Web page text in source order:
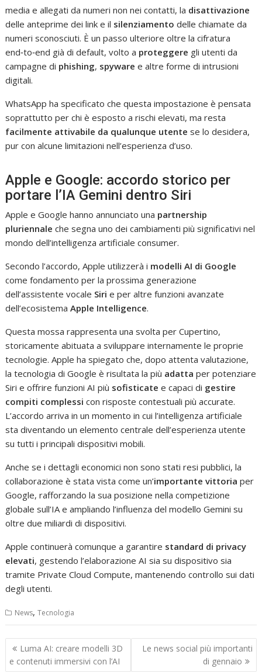
media e allegati da numeri non nei contatti, la disattivazione
delle anteprime dei link e il silenziamento delle chiamate da
numeri sconosciuti. È un passo ulteriore oltre la cifratura
end‑to‑end già di default, volto a proteggere gli utenti da
campagne di phishing, spyware e altre forme di intrusioni
digitali.
WhatsApp ha specificato che questa impostazione è pensata
soprattutto per chi è esposto a rischi elevati, ma resta
facilmente attivabile da qualunque utente se lo desidera,
pur con alcune limitazioni nell’esperienza d’uso.
Apple e Google: accordo storico per
portare l’IA Gemini dentro Siri
Apple e Google hanno annunciato una partnership
pluriennale che segna uno dei cambiamenti più significativi nel
mondo dell’intelligenza artificiale consumer.
Secondo l’accordo, Apple utilizzerà i modelli AI di Google
come fondamento per la prossima generazione
dell’assistente vocale Siri e per altre funzioni avanzate
dell’ecosistemaApple Intelligence.
Questa mossa rappresenta una svolta per Cupertino,
storicamente abituata a sviluppare internamente le proprie
tecnologie. Apple ha spiegato che, dopo attenta valutazione,
la tecnologia di Google è risultata la più adatta per potenziare
Siri e offrire funzioni AI più sofisticate e capaci di gestire
compiti complessi con risposte contestuali più accurate.
L’accordo arriva in un momento in cui l’intelligenza artificiale
sta diventando un elemento centrale dell’esperienza utente
su tutti i principali dispositivi mobili.
Anche se i dettagli economici non sono stati resi pubblici, la
collaborazione è stata vista come un’importante vittoriaper
Google, rafforzando la sua posizione nella competizione
globale sull’IA e ampliando l’influenza del modello Gemini su
oltre due miliardi di dispositivi.
Apple continuerà comunque a garantire standard di privacy
elevati, gestendo l’elaborazione AI sia su dispositivo sia
tramite Private Cloud Compute, mantenendo controllo sui dati
degli utenti.
News,Tecnologia
Navigazione
articoli
Luma AI: creare modelli 3D
e contenuti immersivi con l’AI
Le news social più importanti
di gennaio